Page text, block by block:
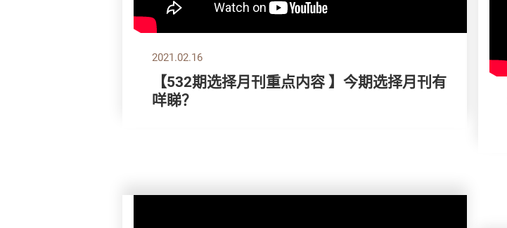
2021.02.16
【532期选择月刊重点内容 】今期选择月刊有
咩睇？